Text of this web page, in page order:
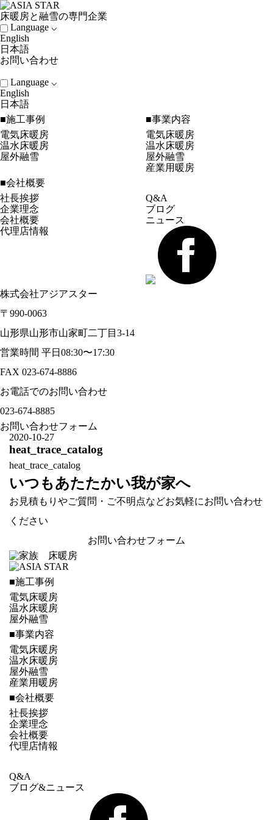
床暖房と融雪の専門企業
Language ⌵
English
日本語
お問い合わせ
Language ⌵
English
日本語
■施工事例
電気床暖房
温水床暖房
屋外融雪
■事業内容
電気床暖房
温水床暖房
屋外融雪
産業用暖房
■会社概要
社長挨拶
企業理念
会社概要
代理店情報
Q&A
ブログ
ニュース
株式会社アジアスター
〒990-0063
山形県山形市山家町二丁目3-14
営業時間 平日08:30〜17:30
FAX 023-674-8886
お電話でのお問い合わせ
023-674-8885
お問い合わせフォーム
2020-10-27
heat_trace_catalog
heat_trace_catalog
いつもあたたかい我が家へ
お見積もりやご質問・ご不明点などお気軽にお問い合わせ
ください
お問い合わせフォーム
■施工事例
電気床暖房
温水床暖房
屋外融雪
■事業内容
電気床暖房
温水床暖房
屋外融雪
産業用暖房
■会社概要
社長挨拶
企業理念
会社概要
代理店情報
Q&A
ブログ&ニュース